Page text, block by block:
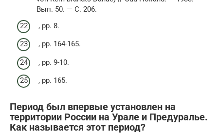
Вып. 50. — С. 206.
, pp. 8.
, pp. 164-165.
, pp. 9-10.
, pp. 165.
Период был впервые установлен на
территории России на Урале и Предуралье.
Как называется этот период?